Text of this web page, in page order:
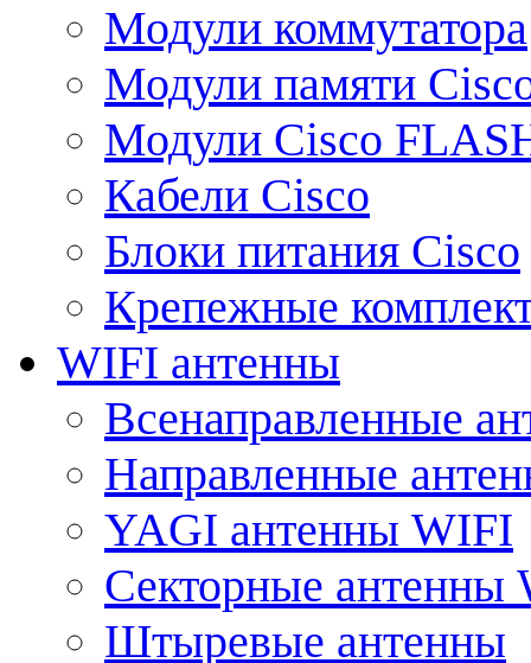
Модули коммутатора
Модули памяти
Модули Cisco
Кабели Cisco
Блоки питания Cisco
Крепежные
WIFI антенны
Всенаправленные
Направленные
YAGI антенны WIFI
Секторные антенны
Штыревые антенны